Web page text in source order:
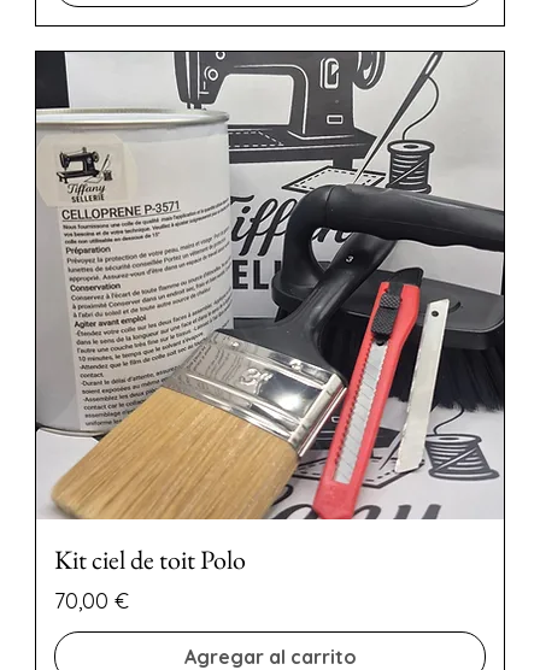
Kit ciel de toit Polo
Precio
70,00 €
Agregar al carrito